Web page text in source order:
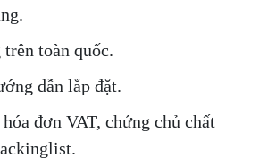
toàn quốc.
dẫn lắp đặt.
đơn VAT, chứng chủ chất